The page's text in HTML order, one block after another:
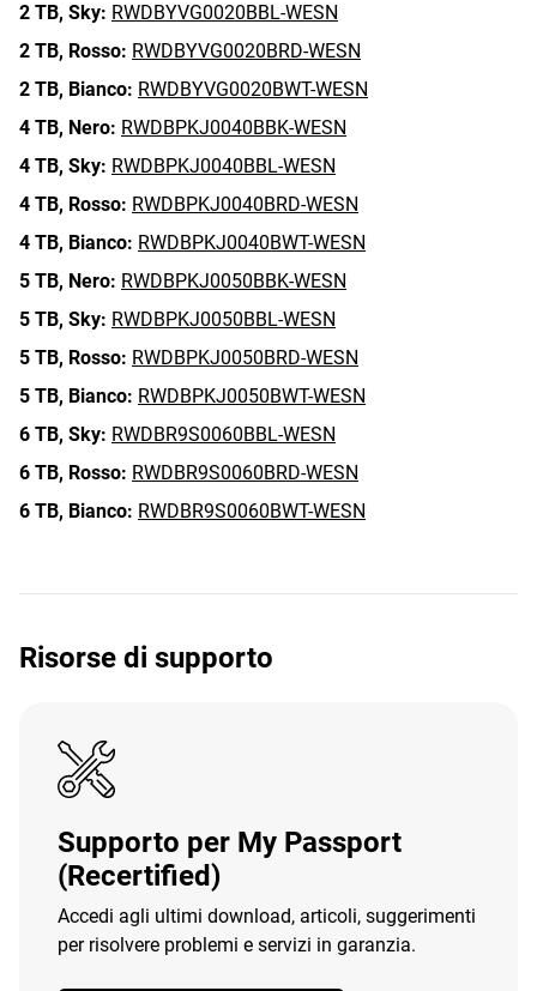
2 TB, Sky: RWDBYVG0020BBL-WESN
2 TB, Rosso: RWDBYVG0020BRD-WESN
2 TB, Bianco: RWDBYVG0020BWT-WESN
4 TB, Nero: RWDBPKJ0040BBK-WESN
4 TB, Sky: RWDBPKJ0040BBL-WESN
4 TB, Rosso: RWDBPKJ0040BRD-WESN
4 TB, Bianco: RWDBPKJ0040BWT-WESN
5 TB, Nero: RWDBPKJ0050BBK-WESN
5 TB, Sky: RWDBPKJ0050BBL-WESN
5 TB, Rosso: RWDBPKJ0050BRD-WESN
5 TB, Bianco: RWDBPKJ0050BWT-WESN
6 TB, Sky: RWDBR9S0060BBL-WESN
6 TB, Rosso: RWDBR9S0060BRD-WESN
6 TB, Bianco: RWDBR9S0060BWT-WESN
Risorse di supporto
Supporto per My Passport
(Recertified)
Accedi agli ultimi download, articoli, suggerimenti
per risolvere problemi e servizi in garanzia.